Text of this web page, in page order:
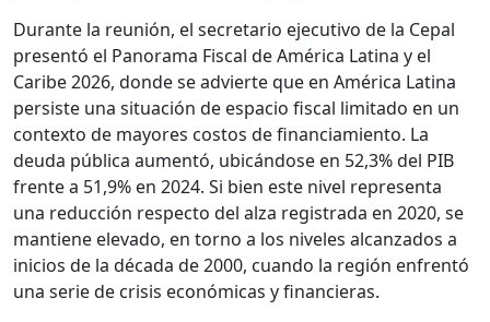
Durante la reunión, el secretario ejecutivo de la Cepal
presentó el Panorama Fiscal de América Latina y el
Caribe 2026, donde se advierte que en América Latina
persiste una situación de espacio fiscal limitado en un
contexto de mayores costos de financiamiento. La
deuda pública aumentó, ubicándose en 52,3% del PIB
frente a 51,9% en 2024. Si bien este nivel representa
una reducción respecto del alza registrada en 2020, se
mantiene elevado, en torno a los niveles alcanzados a
inicios de la década de 2000, cuando la región enfrentó
una serie de crisis económicas y financieras.